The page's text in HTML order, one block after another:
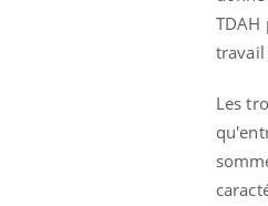
TDAH
travail
Les